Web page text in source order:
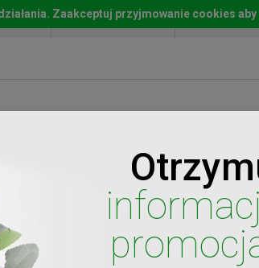
Moje konto Lista
Zaakceptuj przyjmowanie cookies